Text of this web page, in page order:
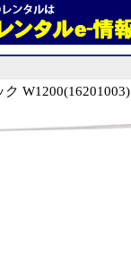
W1200(16201003)